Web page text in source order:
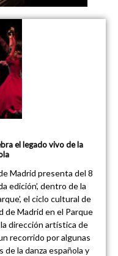
el legado vivo de la
Madrid presenta del 8
edición’, dentro de la
el ciclo cultural de
de Madrid en el Parque
dirección artística de
recorrido por algunas
la danza española y